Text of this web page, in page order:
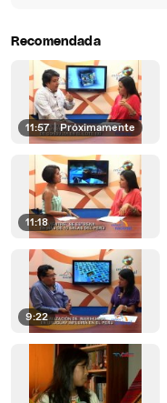
Recomendada
11:57 | Próximamente
11:18
9:22